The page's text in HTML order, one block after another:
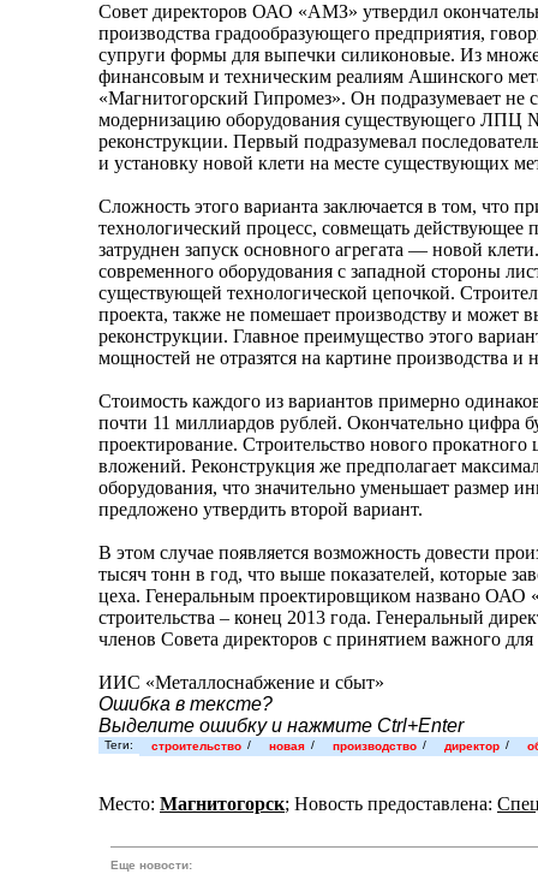
Совет директоров ОАО «АМЗ» утвердил
производства градообразующего предприятия,
супруги формы для выпечки силиконовые. Из
финансовым и техническим реалиям Ашинского
«Магнитогорский Гипромез». Он подразумевает не
модернизацию оборудования существующего ЛПЦ
реконструкции. Первый подразумевал
и установку новой клети на месте существующих
Сложность этого варианта заключается в том, что
технологический процесс, совмещать действующее
затруднен запуск основного агрегата — новой
современного оборудования с западной стороны
существующей технологической цепочкой.
проекта, также не помешает производству и может
реконструкции. Главное преимущество этого
мощностей не отразятся на картине производства и
Стоимость каждого из вариантов примерно
почти 11 миллиардов рублей. Окончательно цифра
проектирование. Строительство нового
вложений. Реконструкция же предполагает
оборудования, что значительно уменьшает размер
предложено утвердить второй вариант.
В этом случае появляется возможность довести
тысяч тонн в год, что выше показателей, которые
цеха. Генеральным проектировщиком названо ОАО
строительства – конец 2013 года. Генеральный
членов Совета директоров с принятием важного
ИИС «Металлоснабжение и сбыт»
Ошибка в тексте?
Выделите ошибку и нажмите Ctrl+Enter
Теги: строительство / новая / производство / директор /
Место: Магнитогорск; Новость предоставлена:
Еще новости: